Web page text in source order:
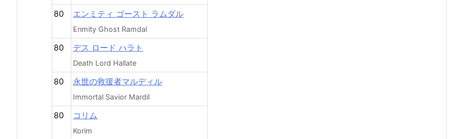
80 エンミティ ゴースト ラムダル
Enmity Ghost Ramdal
80 デス ロード ハラト
Death Lord Hallate
80 永世の救援者マルディル
Immortal Savior Mardil
80 コリム
Korim